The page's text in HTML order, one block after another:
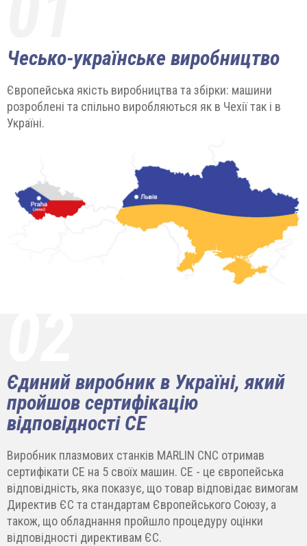
Чесько-українське виробництво
Європейська якість виробництва та збірки: машини
розроблені та спільно виробляються як в Чехії так і в
Україні.
Єдиний виробник в Україні, який
пройшов сертифікацію
відповідності СЕ
Виробник плазмових станків MARLIN CNC отримав
сертифікати СЕ на 5 своїх машин. СЕ - це європейська
відповідність, яка показує, що товар відповідає вимогам
Директив ЄС та стандартам Європейського Союзу, а
також, що обладнання пройшло процедуру оцінки
відповідності директивам ЄС.